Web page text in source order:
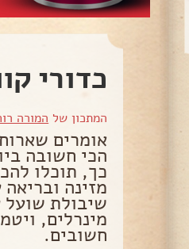
כדורי
המתכון שלהמורה
אומרים
הכי חשובה
כך, תוכלו
מזינה
שיבולת שועל
מינרלים,
חשובים.